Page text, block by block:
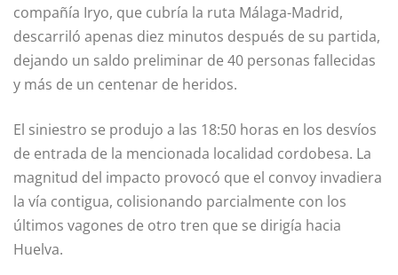
compañía Iryo, que cubría la ruta Málaga-Madrid,
descarriló apenas diez minutos después de su partida,
dejando un saldo preliminar de 40 personas fallecidas
y más de un centenar de heridos.
El siniestro se produjo a las 18:50 horas en los desvíos
de entrada de la mencionada localidad cordobesa. La
magnitud del impacto provocó que el convoy invadiera
la vía contigua, colisionando parcialmente con los
últimos vagones de otro tren que se dirigía hacia
Huelva.